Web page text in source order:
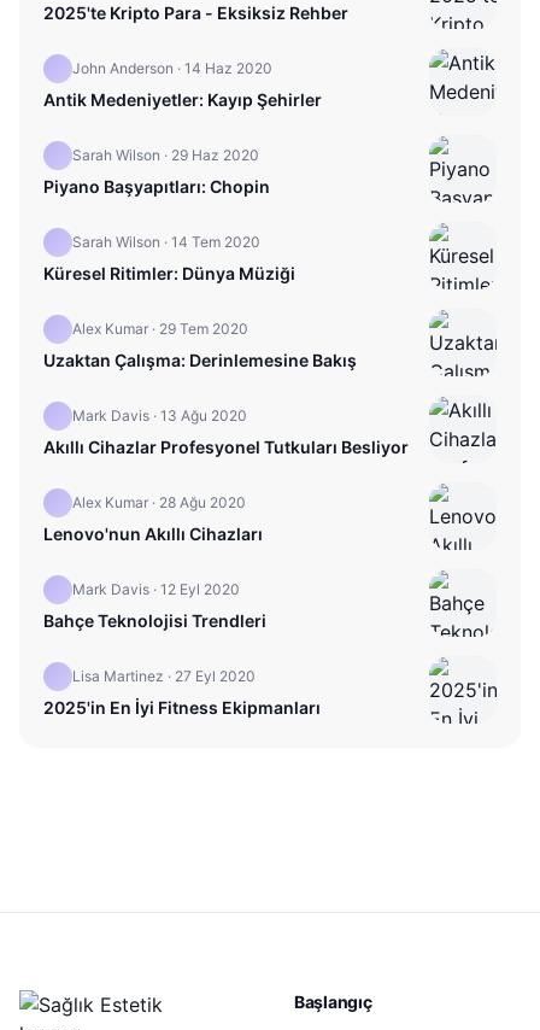
2025'te Kripto Para - Eksiksiz Rehber
John Anderson · 14 Haz 2020
Antik Medeniyetler: Kayıp Şehirler
Sarah Wilson · 29 Haz 2020
Piyano Başyapıtları: Chopin
Sarah Wilson · 14 Tem 2020
Küresel Ritimler: Dünya Müziği
Alex Kumar · 29 Tem 2020
Uzaktan Çalışma: Derinlemesine Bakış
Mark Davis · 13 Ağu 2020
Akıllı Cihazlar Profesyonel Tutkuları Besliyor
Alex Kumar · 28 Ağu 2020
Lenovo'nun Akıllı Cihazları
Mark Davis · 12 Eyl 2020
Bahçe Teknolojisi Trendleri
Lisa Martinez · 27 Eyl 2020
2025'in En İyi Fitness Ekipmanları
Başlangıç